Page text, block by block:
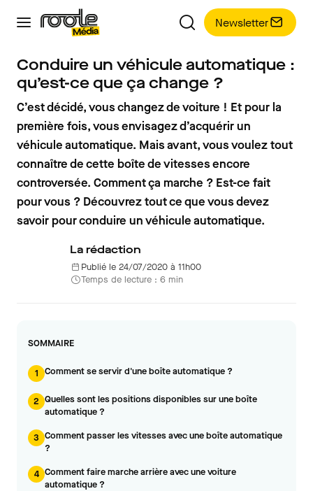
Newsletter
Conduire un véhicule automatique :
qu’est-ce que ça change ?
C’est décidé, vous changez de voiture ! Et pour la
première fois, vous envisagez d’acquérir un
véhicule automatique. Mais avant, vous voulez tout
connaître de cette boîte de vitesses encore
controversée. Comment ça marche ? Est-ce fait
pour vous ? Découvrez tout ce que vous devez
savoir pour conduire un véhicule automatique.
La rédaction
Publié le 24/07/2020 à 11h00
Temps de lecture : 6 min
SOMMAIRE
1 Comment se servir d'une boîte automatique ?
2 Quelles sont les positions disponibles sur une boîte
automatique ?
3 Comment passer les vitesses avec une boîte automatique
?
4 Comment faire marche arrière avec une voiture
automatique ?